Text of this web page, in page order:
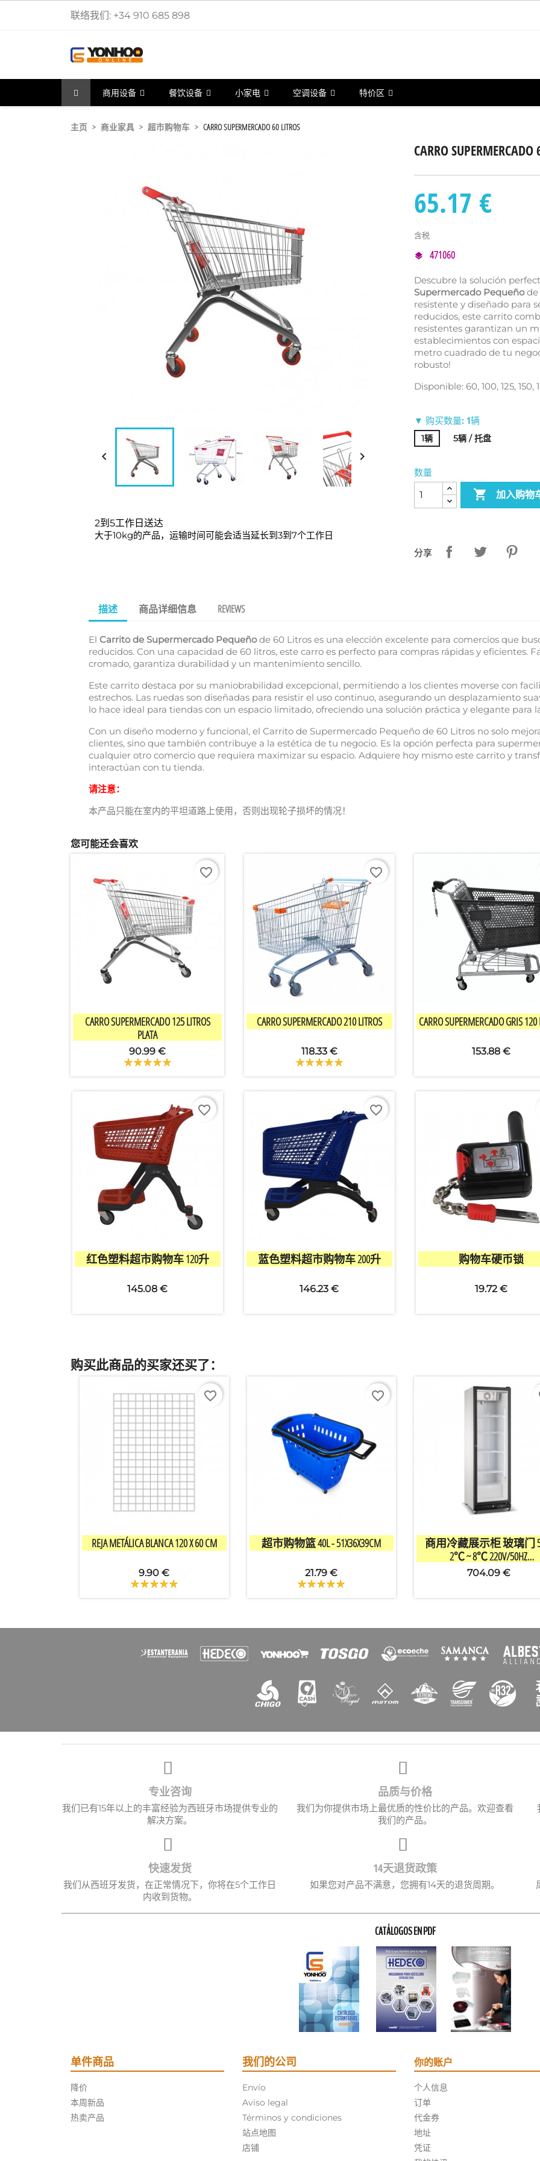
联络我们: +34 910 685 898
商用设备 餐饮设备 小家电 空调设备 特价区
主页 商业家具 超市购物车 CARRO SUPERMERCADO 60 LITROS
 
2到5工作日送达
大于10kg的产品，运输时间可能会适当延长到3到7个工作日
CARRO SUPERMERCADO
65.17 €
含税
471060
Descubre la solución
Supermercado Pequeñode
resistente y diseñado para
reducidos, este carrito
resistentes garantizan un
establecimientos con
metro cuadrado de tu
robusto!
Disponible: 60, 100, 125, 150,
▼ 购买数量: 1辆
1辆 5辆 / 托盘
数量
 加入购物
分享
描述 商品详细信息 REVIEWS
El Carrito de Supermercado Pequeñode 60 Litros es una elección excelente para comercios que
reducidos. Con una capacidad de 60 litros, este carro es perfecto para compras rápidas y eficientes.
cromado, garantiza durabilidad y un mantenimiento sencillo.
Este carrito destaca por su maniobrabilidad excepcional, permitiendo a los clientes moverse con
estrechos. Las ruedas son diseñadas para resistir el uso continuo, asegurando un desplazamiento
lo hace ideal para tiendas con un espacio limitado, ofreciendo una solución práctica y elegante para
Con un diseño moderno y funcional, el Carrito de Supermercado Pequeño de 60 Litros no solo
clientes, sino que también contribuye a la estética de tu negocio. Es la opción perfecta para
cualquier otro comercio que requiera maximizar su espacio. Adquiere hoy mismo este carrito y
interactúan con tu tienda.
请注意：
本产品只能在室内的平坦道路上使用，否则出现轮子损坏的情况！
您可能还会喜欢
快速查看
CARRO SUPERMERCADO 125 LITROS
PLATA
90.99 €
favorite_border
快速查看
CARRO SUPERMERCADO 210 LITROS
118.33 €
favorite_border
快速查看
CARRO SUPERMERCADO GRIS 120
153.88 €
快速查看
红色塑料超市购物车 120升
145.08 €
favorite_border
快速查看
蓝色塑料超市购物车 200升
146.23 €
favorite_border
快速查看
购物车硬币锁
19.72 €
购买此商品的买家还买了：
快速查看
REJA METÁLICA BLANCA 120 X 60 CM
9.90 €
favorite_border
快速查看
超市购物篮 40L - 51X36X39CM
21.79 €
favorite_border
快速查看
商用冷藏展示柜 玻璃门
2℃ ~ 8℃ 220V/50HZ
595*580*1940MM 大容量保
704.09 €
专业咨询
我们已有15年以上的丰富经验为西班牙市场提供专业的
解决方案。
品质与价格
我们为你提供市场上最优质的性价比的产品。欢迎查看
我们的产品。
快速发货
我们从西班牙发货，在正常情况下，你将在5个工作日
内收到货物。
14天退货政策
如果您对产品不满意，您拥有14天的退货周期。
CATÁLOGOS EN PDF
单件商品
降价
本周新品
热卖产品
我们的公司
Envío
Aviso legal
Términos y condiciones
站点地图
店铺
你的账户
个人信息
订单
代金券
地址
凭证
愿望清单名称
取消 创建心愿单